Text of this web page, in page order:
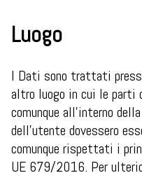
Luogo
I Dati sono trattati
altro luogo in cui le
comunque all’interno
dell’utente dovessero
comunque rispettati i
UE 679/2016. Per